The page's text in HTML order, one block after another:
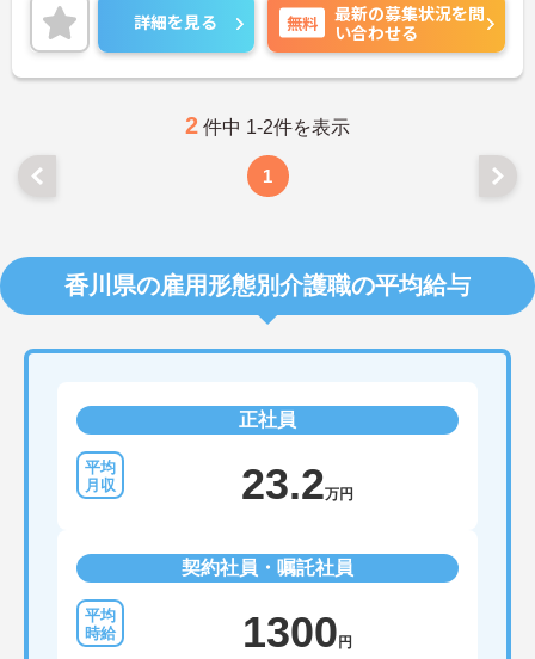
詳細を見る 無料
最新の募集状況を問
い合わせる
2 件中 1-2件を表示
1
香川県の雇用形態別介護職の平均給与
正社員
23.2万円
契約社員・嘱託社員
1300 円